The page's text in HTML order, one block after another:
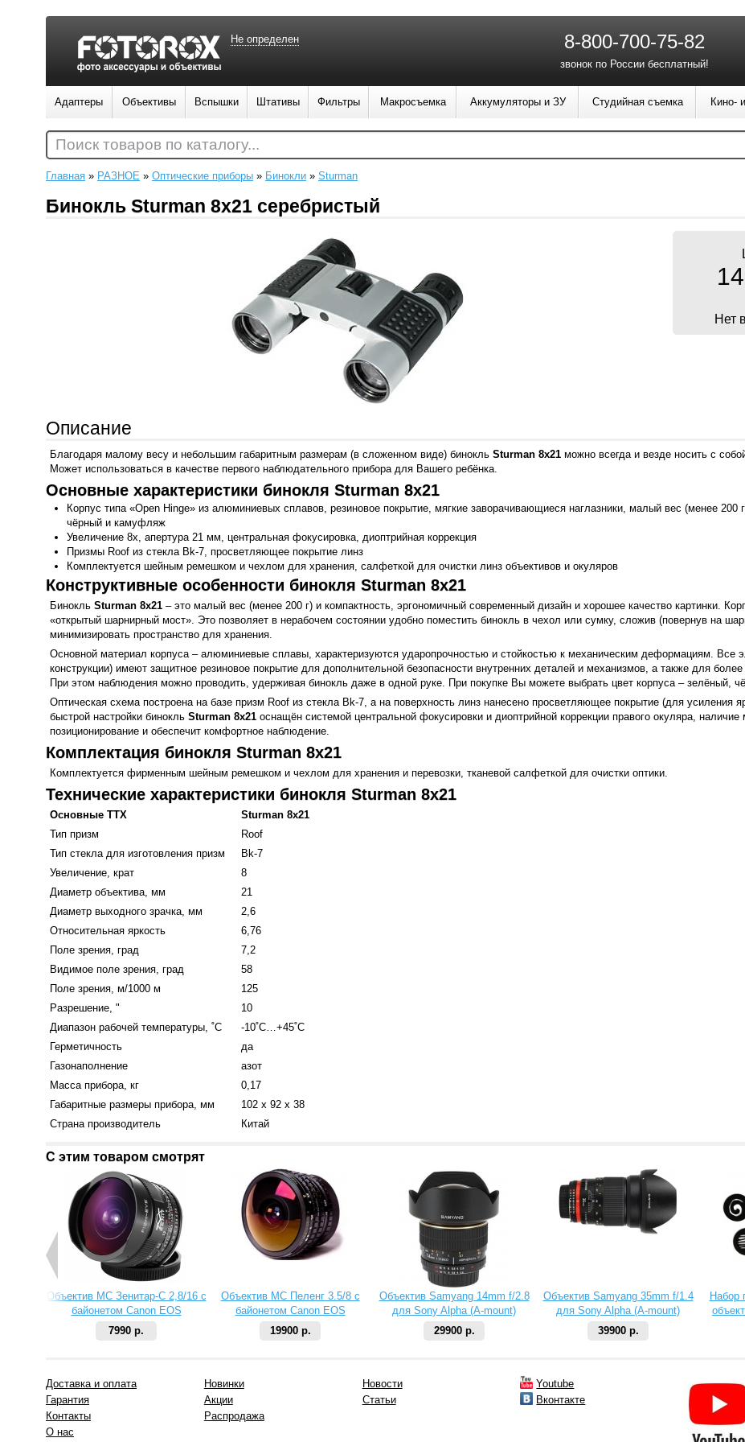
Главная » РАЗНОЕ » Оптические приборы » Бинокли » Sturman
Бинокль Sturman 8x21 серебристый
Нет
Описание
Благодаря малому весу и небольшим габаритным размерам (в сложенном виде) бинокль Sturman 8x21 можно всегда и везде носить с
Может использоваться в качестве первого наблюдательного прибора для Вашего ребёнка.
Основные характеристики бинокля Sturman 8x21
Корпус типа «Open Hinge» из алюминиевых сплавов, резиновое покрытие, мягкие заворачивающиеся наглазники, малый вес (менее 200
чёрный и камуфляж
Увеличение 8х, апертура 21 мм, центральная фокусировка, диоптрийная коррекция
Призмы Roof из стекла Bk-7, просветляющее покрытие линз
Комплектуется шейным ремешком и чехлом для хранения, салфеткой для очистки линз объективов и окуляров
Конструктивные особенности бинокля Sturman 8x21
Бинокль Sturman 8x21 – это малый вес (менее 200 г) и компактность, эргономичный современный дизайн и хорошее качество картинки.
«открытый шарнирный мост». Это позволяет в нерабочем состоянии удобно поместить бинокль в чехол или сумку, сложив (повернув на
минимизировать пространство для хранения.
Основной материал корпуса – алюминиевые сплавы, характеризуются ударопрочностью и стойкостью к механическим деформациям. Все
конструкции) имеют защитное резиновое покрытие для дополнительной безопасности внутренних деталей и механизмов, а также для
При этом наблюдения можно проводить, удерживая бинокль даже в одной руке. При покупке Вы можете выбрать цвет корпуса – зелёный,
Оптическая схема построена на базе призм Roof из стекла Bk-7, а на поверхность линз нанесено просветляющее покрытие (для усиления
быстрой настройки бинокль Sturman 8x21 оснащён системой центральной фокусировки и диоптрийной коррекции правого окуляра,
позиционирование и обеспечит комфортное наблюдение.
Комплектация бинокля Sturman 8x21
Комплектуется фирменным шейным ремешком и чехлом для хранения и перевозки, тканевой салфеткой для очистки оптики.
Технические характеристики бинокля Sturman 8x21
Основные ТТХ
Sturman 8x21
Тип призм
Roof
Тип стекла для изготовления призм
Bk-7
Увеличение, крат
8
Диаметр объектива, мм
21
Диаметр выходного зрачка, мм
2,6
Относительная яркость
6,76
Поле зрения, град
7,2
Видимое поле зрения, град
58
Поле зрения, м/1000 м
125
Разрешение, "
10
Диапазон рабочей температуры, ˚С
-10˚С…+45˚С
Герметичность
да
Газонаполнение
азот
Масса прибора, кг
0,17
Габаритные размеры прибора, мм
102 х 92 х 38
Страна производитель
Китай
С этим товаром смотрят
Объектив МС Зенитар-C 2,8/16 с
байонетом Canon EOS
7990 р.
Объектив МС Пеленг 3.5/8 с
байонетом Canon EOS
19900 р.
Объектив Samyang 14mm f/2.8
для Sony Alpha (A-mount)
29900 р.
Объектив Samyang 35mm f/1.4
для Sony Alpha (A-mount)
39900 р.
Набор
Не определен 8-800-700-75-82
звонок по России бесплатный!
Адаптеры Объективы Вспышки Штативы Фильтры Макросъемка Аккумуляторы и ЗУ Студийная съемка Кино-
Поиск товаров по каталогу...
Доставка и оплата
Гарантия
Контакты
О нас
Новинки
Акции
Распродажа
Новости
Статьи
Youtube
Вконтакте